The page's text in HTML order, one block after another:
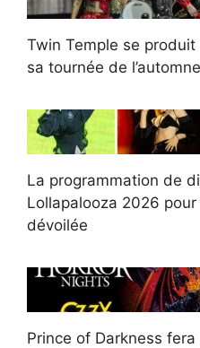
Twin Temple se
sa tournée de
La programmation de
Lollapalooza 2026
dévoilée
Prince of Darkness